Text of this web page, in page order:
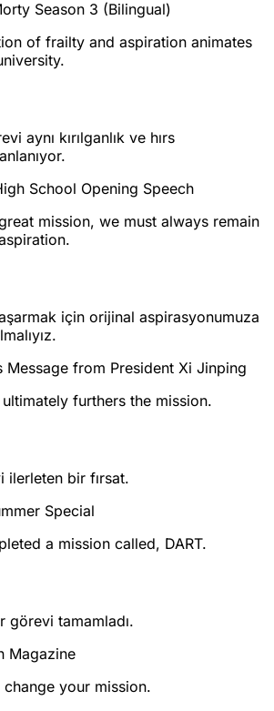
Season 3 (Bilingual)
of frailty and aspiration animates
aynı kırılganlık ve hırs
School Opening Speech
mission, we must always remain
için orijinal aspirasyonumuza
Message from President Xi Jinping
furthers the mission.
ilerleten bir fırsat.
Special
a mission called, DART.
görevi tamamladı.
Magazine
your mission.